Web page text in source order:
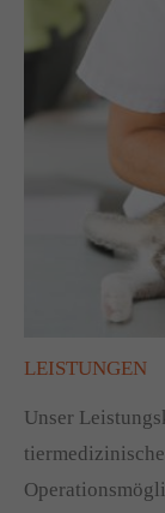
LEISTUNGEN
Unser